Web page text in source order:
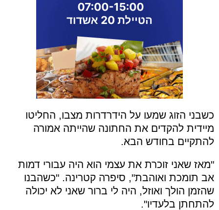
כשבני הזוג שמעו על הידרדרות מצבו, החליטו
מיידית להקדים את החתונה שהייתה אמורה
להתקיים בחודש הבא.
"מאז שאני זוכרת את עצמי הוא היה עבורי דמות
אב תומכת ואוהבת", סיפרה קטרינה. "כשהבנו
שהזמן הולך ואוזל, היה לי ברור שאני לא יכולה
להתחתן בלעדיו".